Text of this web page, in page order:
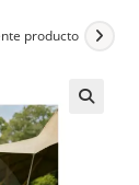
producto